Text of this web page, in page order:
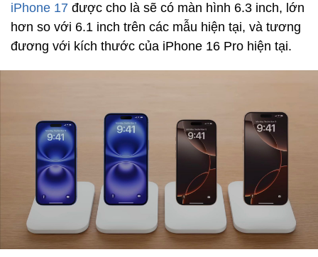
iPhone 17 được cho là sẽ có màn hình 6.3 inch, lớn
hơn so với 6.1 inch trên các mẫu hiện tại, và tương
đương với kích thước của iPhone 16 Pro hiện tại.